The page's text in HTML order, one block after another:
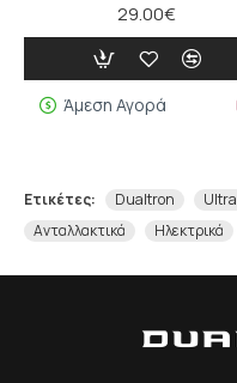
29.00€
Άμεση Αγορά
Ετικέτες: Dualtron Ultra
Ανταλλακτικά
Ηλεκτρικά